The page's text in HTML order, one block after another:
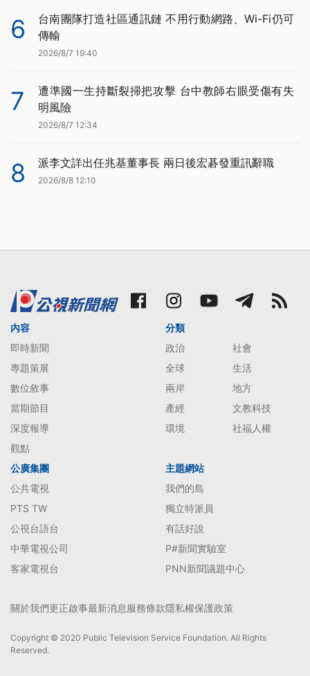
6
台南團隊打造社區通訊鏈 不用行動網路、Wi-Fi仍可
傳輸
2026/8/7 19:40
7
遭準國一生持斷裂掃把攻擊 台中教師右眼受傷有失
明風險
2026/8/7 12:34
8 派李文詳出任兆基董事長 兩日後宏碁發重訊辭職
2026/8/8 12:10
內容
即時新聞
專題策展
數位敘事
當期節目
深度報導
觀點
分類
政治
社會
全球
生活
兩岸
地方
產經
文教科技
環境
社福人權
公廣集團
公共電視
PTS TW
公視台語台
中華電視公司
客家電視台
主題網站
我們的島
獨立特派員
有話好說
P#新聞實驗室
PNN新聞議題中心
關於我們更正啟事最新消息服務條款隱私權保護政策
Copyright © 2020 Public Television Service Foundation. All Rights
Reserved.